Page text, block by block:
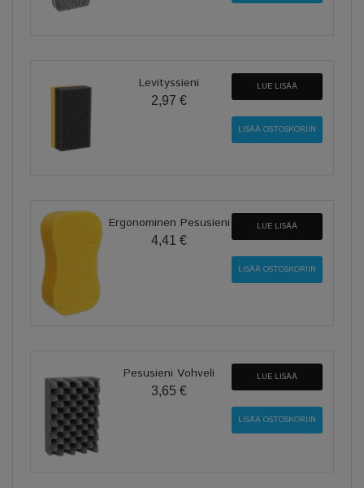
Levityssieni
2,97 €
LUE LISÄÄ
Ergonominen Pesusieni
4,41 €
LUE LISÄÄ
Pesusieni Vohveli
3,65 €
LUE LISÄÄ